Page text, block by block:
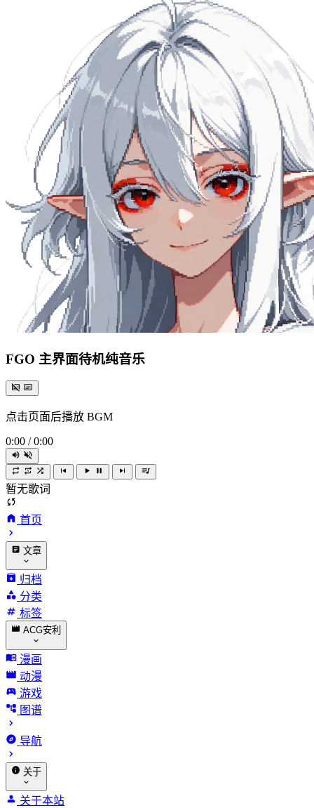
FGO 主界面待机纯音乐
点击页面后播放 BGM
0:00 / 0:00
暂无歌词
首页
文章
归档
分类
标签
ACG安利
漫画
动漫
游戏
图谱
导航
关于
关于本站